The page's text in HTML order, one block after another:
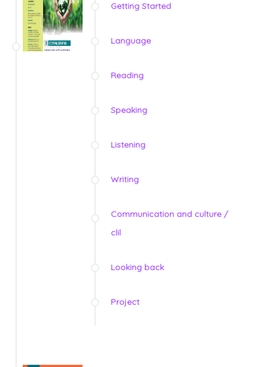
Getting Started
Language
Reading
Speaking
Listening
Writing
Communication and culture /
clil
Looking back
Project